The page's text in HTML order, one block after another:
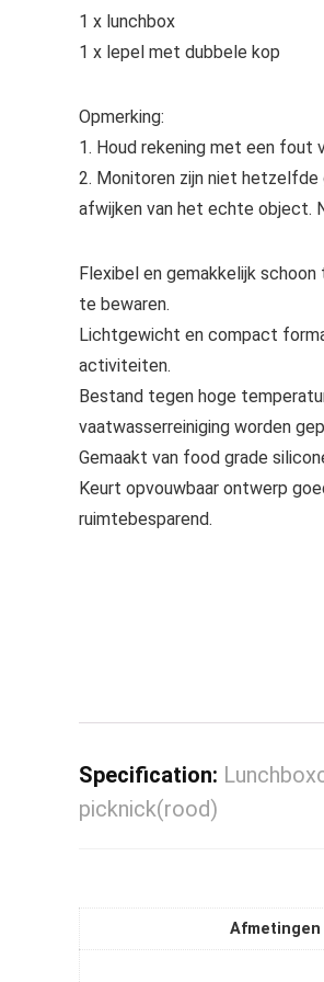
1 x lunchbox
1 x lepel met dubbele kop
Opmerking:
1. Houd rekening met een fout
2. Monitoren zijn niet hetzelfde
afwijken van het echte object.
Flexibel en gemakkelijk
te bewaren.
Lichtgewicht en compact
activiteiten.
Bestand tegen hoge
vaatwasserreiniging worden
Gemaakt van food grade
Keurt opvouwbaar ontwerp
ruimtebesparend.
Specification:
picknick(rood)
Afmetingen